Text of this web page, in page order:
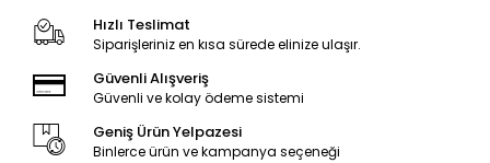
Hızlı Teslimat
Siparişleriniz en kısa sürede elinize ulaşır.
Güvenli Alışveriş
Güvenli ve kolay ödeme sistemi
Geniş Ürün Yelpazesi
Binlerce ürün ve kampanya seçeneği